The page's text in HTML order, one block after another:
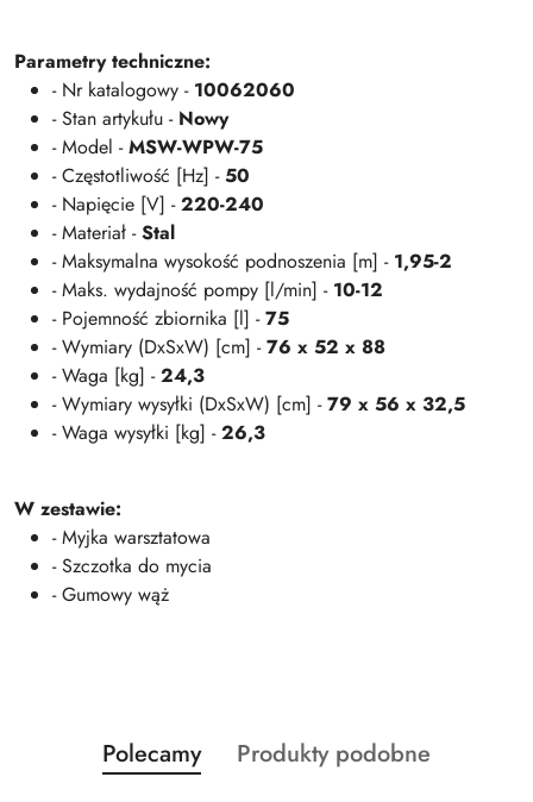
Parametry techniczne:
- Nr katalogowy - 10062060
- Stan artykułu - Nowy
- Model -MSW-WPW-75
- Częstotliwość [Hz] -50
- Napięcie [V] -220-240
- Materiał -Stal
- Maksymalna wysokość podnoszenia [m] - 1,95-2
- Maks. wydajność pompy [l/min] - 10-12
- Pojemność zbiornika [l] -75
- Wymiary (DxSxW) [cm] -76 x 52 x 88
- Waga [kg] -24,3
- Wymiary wysyłki (DxSxW) [cm] -79 x 56 x 32,5
- Waga wysyłki [kg] -26,3
W zestawie:
- Myjka warsztatowa
- Szczotka do mycia
- Gumowy wąż
Pomiń karuzelę produktów
Produkty
o
Polecamy
Produkty
Produkty podobne